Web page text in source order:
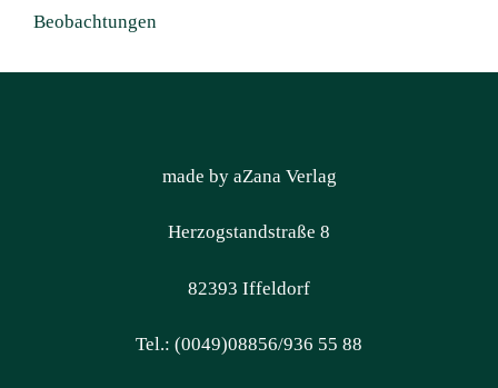
Beobachtungen
made by aZana Verlag
Herzogstandstraße 8
82393 Iffeldorf
Tel.: (0049)08856/936 55 88